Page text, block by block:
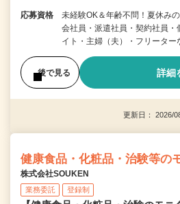
応募資格
未経験OK＆年齢不問！夏休み
会社員・派遣社員・契約社員
イト・主婦（夫）・フリータ
後で見る 詳細
更新日： 2026/
健康食品・化粧品・治験等の
株式会社SOUKEN
業務委託 登録制